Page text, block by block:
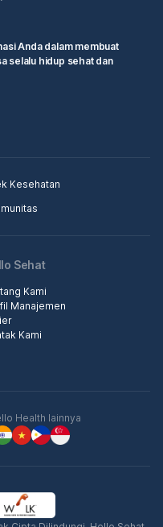
Anda dalam membuat
selalu hidup sehat dan
Kesehatan
Sehat
Kami
Manajemen
Kami
Health lainnya